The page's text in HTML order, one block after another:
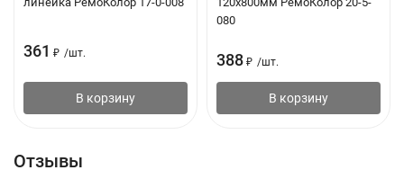
361 ₽ /шт.
В корзину
080
388 ₽ /шт.
В корзину
Отзывы